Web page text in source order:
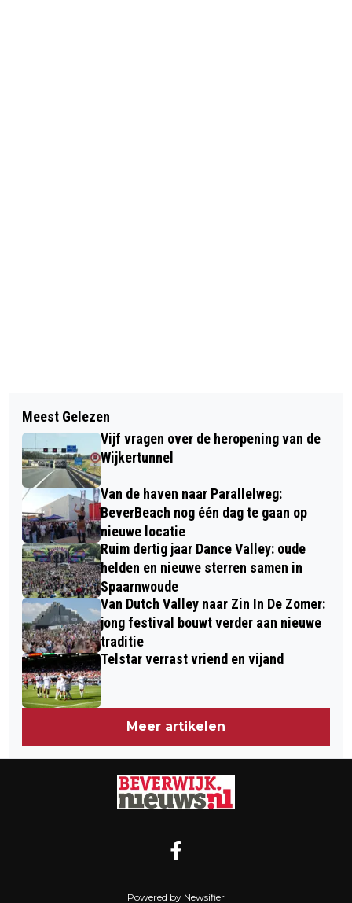
DROOMREIS NAAR 'BOET'LEHEM
WAAR EEN WARME STAL OP ONS
WACHT IN EEN KERSTPARADIJS
TELSTAR LAAT TWEE DURE PUNTEN
LIGGEN IN 'KELDERDUEL' TEGEN
EXCELSIOR
Meest Gelezen
Vijf vragen over de heropening van de
Wijkertunnel
Van de haven naar Parallelweg:
BeverBeach nog één dag te gaan op
nieuwe locatie
Ruim dertig jaar Dance Valley: oude
helden en nieuwe sterren samen in
Spaarnwoude
Van Dutch Valley naar Zin In De Zomer:
jong festival bouwt verder aan nieuwe
traditie
Telstar verrast vriend en vijand
Meer artikelen
Powered by Newsifier